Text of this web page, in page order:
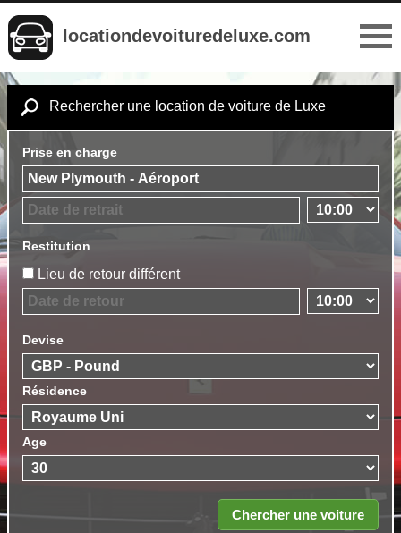
locationdevoituredeluxe.com
Rechercher une location de voiture de Luxe
Prise en charge
Restitution
Lieu de retour différent
Devise
Résidence
Age